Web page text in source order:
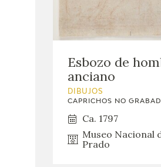
Esbozo de
anciano
DIBUJOS
CAPRICHOS NO
Ca. 1797
Museo Nacional
Prado